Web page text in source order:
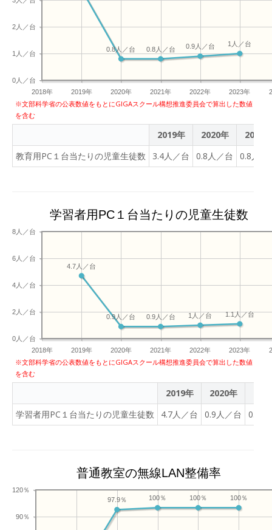
2018年 2019年 2020年 2021年 2022年 2023年
0人／台
1人／台
2人／台
1人／台
0.9人／台
0.8人／台
0.8人／台
※文部科学省の公表数値をもとにGIGAスクール構想推進委員会で算出した数値
を含む
2019年 2020年
2021年
教育用PC１台当たりの児童生徒数
3.4人／台 0.8人／台 0.8人／
学習者用PC１台当たりの児童生徒数
2018年 2019年 2020年 2021年 2022年 2023年
0人／台
2人／台
4人／台
6人／台
8人／台
1.1人／台
1人／台
0.9人／台
0.9人／台
4.7人／台
※文部科学省の公表数値をもとにGIGAスクール構想推進委員会で算出した数値
を含む
2019年 2020年
学習者用PC１台当たりの児童生徒数
4.7人／台 0.9人／台 0.9人
普通教室の無線LAN整備率
90％
120％
100％
100％
100％
97.9％